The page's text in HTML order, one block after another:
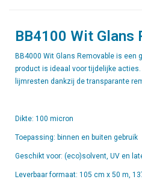
BB4100 Wit Glans
BB4000 Wit Glans Removable is
product is ideaal voor tijdelijke
lijmresten dankzij de transparante
Dikte: 100 micron
Toepassing: binnen en buiten gebruik
Geschikt voor: (eco)solvent, UV en
Leverbaar formaat: 105 cm x 50 m,